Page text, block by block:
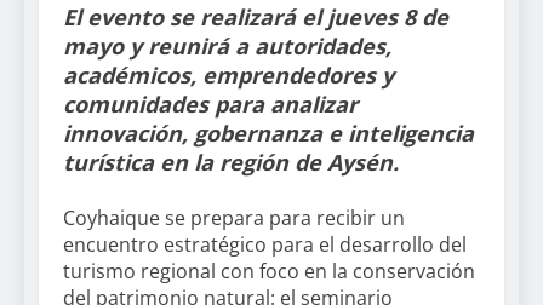
El evento se realizará el jueves 8 de
mayo y reunirá a autoridades,
académicos, emprendedores y
comunidades para analizar
innovación, gobernanza e inteligencia
turística en la región de Aysén.
Coyhaique se prepara para recibir un
encuentro estratégico para el desarrollo del
turismo regional con foco en la conservación
del patrimonio natural: el seminario